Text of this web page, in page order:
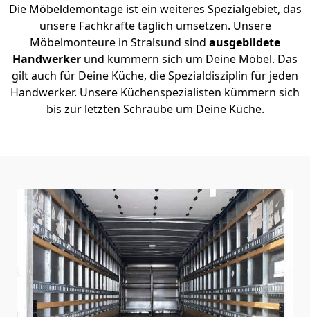
Die Möbeldemontage ist ein weiteres Spezialgebiet, das
unsere Fachkräfte täglich umsetzen. Unsere
Möbelmonteure in Stralsund sind ausgebildete
Handwerker und kümmern sich um Deine Möbel. Das
gilt auch für Deine Küche, die Spezialdisziplin für jeden
Handwerker. Unsere Küchenspezialisten kümmern sich
bis zur letzten Schraube um Deine Küche.